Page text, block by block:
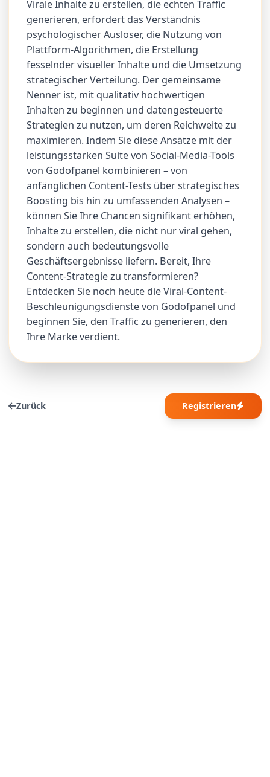
Virale Inhalte zu erstellen, die echten Traffic
generieren, erfordert das Verständnis
psychologischer Auslöser, die Nutzung von
Plattform-Algorithmen, die Erstellung
fesselnder visueller Inhalte und die Umsetzung
strategischer Verteilung. Der gemeinsame
Nenner ist, mit qualitativ hochwertigen
Inhalten zu beginnen und datengesteuerte
Strategien zu nutzen, um deren Reichweite zu
maximieren. Indem Sie diese Ansätze mit der
leistungsstarken Suite von Social-Media-Tools
von Godofpanel kombinieren – von
anfänglichen Content-Tests über strategisches
Boosting bis hin zu umfassenden Analysen –
können Sie Ihre Chancen signifikant erhöhen,
Inhalte zu erstellen, die nicht nur viral gehen,
sondern auch bedeutungsvolle
Geschäftsergebnisse liefern. Bereit, Ihre
Content-Strategie zu transformieren?
Entdecken Sie noch heute die Viral-Content-
Beschleunigungsdienste von Godofpanel und
beginnen Sie, den Traffic zu generieren, den
Ihre Marke verdient.
Zurück Registrieren